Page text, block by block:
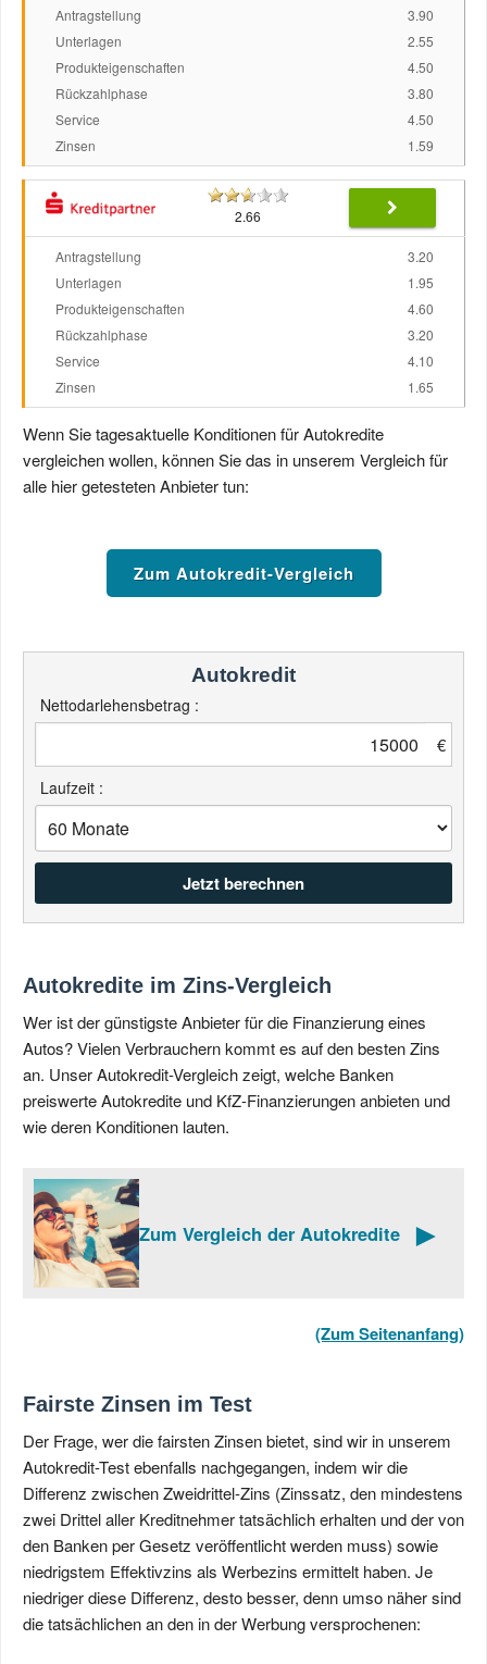
Antragstellung
3.90
Unterlagen
2.55
Produkteigenschaften
4.50
Rückzahlphase
3.80
Service
4.50
Zinsen
1.59
2.66
Antragstellung
3.20
Unterlagen
1.95
Produkteigenschaften
4.60
Rückzahlphase
3.20
Service
4.10
Zinsen
1.65
Wenn Sie tagesaktuelle Konditionen für Autokredite
vergleichen wollen, können Sie das in unserem Vergleich für
alle hier getesteten Anbieter tun:
Zum Autokredit-Vergleich
Autokredit
Nettodarlehensbetrag :
€
Laufzeit :
Autokredite im Zins-Vergleich
Wer ist der günstigste Anbieter für die Finanzierung eines
Autos? Vielen Verbrauchern kommt es auf den besten Zins
an. Unser Autokredit-Vergleich zeigt, welche Banken
preiswerte Autokredite und KfZ-Finanzierungen anbieten und
wie deren Konditionen lauten.
Zum Vergleich der Auto­kredite ►
(Zum Seitenanfang)
Fairste Zinsen im Test
Der Frage, wer die fairsten Zinsen bietet, sind wir in unserem
Autokredit-Test ebenfalls nachgegangen, indem wir die
Differenz zwischen Zweidrittel-Zins (Zinssatz, den mindestens
zwei Drittel aller Kreditnehmer tatsächlich erhalten und der von
den Banken per Gesetz veröffentlicht werden muss) sowie
niedrigstem Effektivzins als Werbezins ermittelt haben. Je
niedriger diese Differenz, desto besser, denn umso näher sind
die tatsächlichen an den in der Werbung versprochenen: